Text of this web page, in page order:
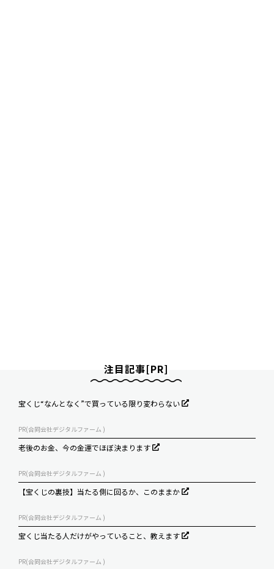
注目記事[PR]
宝くじ“なんとなく”で買っている限り変わらない
PR(合同会社デジタルファーム )
老後のお金、今の金運でほぼ決まります
PR(合同会社デジタルファーム )
【宝くじの裏技】当たる側に回るか、このままか
PR(合同会社デジタルファーム )
宝くじ当たる人だけがやっていること、教えます
PR(合同会社デジタルファーム )